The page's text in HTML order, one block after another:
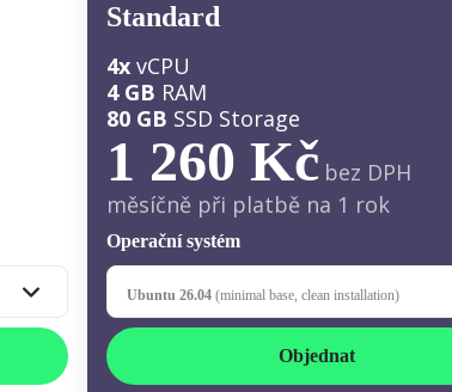
Standard
4x vCPU
4 GB RAM
80 GB SSD Storage
1 260 Kč bez DPH
měsíčně při platbě na 1 rok
Operační systém
Ubuntu 26.04 (minimal base, clean installation)
Objednat